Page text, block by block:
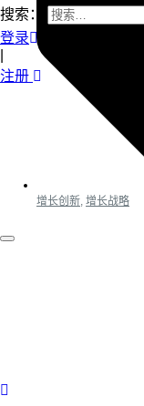
搜索：
登录
注册
增长创新 增长战略